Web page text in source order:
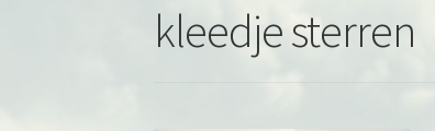
kleedje sterren